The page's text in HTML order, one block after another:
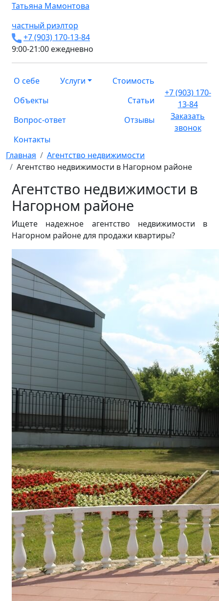
Татьяна Мамонтова
частный риэлтор
+7 (903) 170-13-84
9:00-21:00 ежедневно
О себе Услуги
Стоимость
Объекты
Статьи
Вопрос-ответ
Отзывы
Контакты
+7 (903) 170-
13-84
Заказать
звонок
Главная
Агентство недвижимости
Агентство недвижимости в Нагорном районе
Агентство недвижимости в
Нагорном районе
Ищете надежное агентство недвижимости в
Нагорном районе для продажи квартиры?